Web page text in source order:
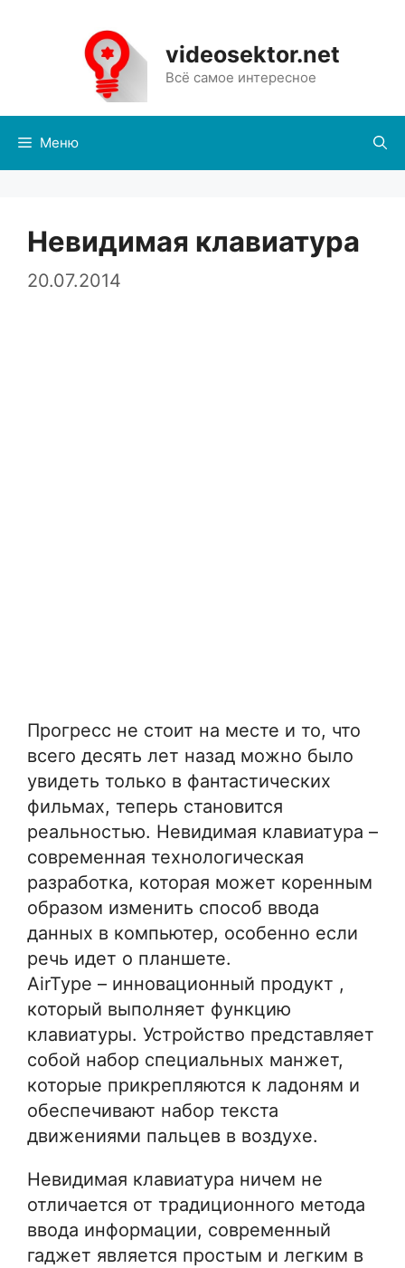
содержимому
videosektor.net
Всё самое интересное
Меню
Невидимая клавиатура
20.07.2014
Прогресс не стоит на месте и то, что
всего десять лет назад можно было
увидеть только в фантастических
фильмах, теперь становится
реальностью. Невидимая клавиатура –
современная технологическая
разработка, которая может коренным
образом изменить способ ввода
данных в компьютер, особенно если
речь идет о планшете.
AirType – инновационный продукт ,
который выполняет функцию
клавиатуры. Устройство представляет
собой набор специальных манжет,
которые прикрепляются к ладоням и
обеспечивают набор текста
движениями пальцев в воздухе.
Невидимая клавиатура ничем не
отличается от традиционного метода
ввода информации, современный
гаджет является простым и легким в